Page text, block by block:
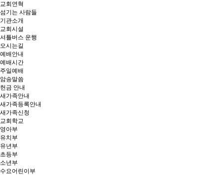
교회연혁
섬기는 사람들
기관소개
교회시설
셔틀버스 운행
오시는길
예배안내
예배시간
주일예배
암송말씀
헌금 안내
새가족안내
새가족등록안내
새가족신청
교회학교
영아부
유치부
유년부
초등부
소년부
수요어린이부